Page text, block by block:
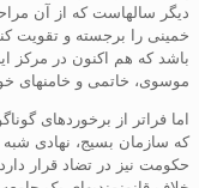
دیگر سالهاست که از آن
خمینی را برجسته و تقویت
باشد که هم اکنون در مرکز
موسوی، خاتمی و خامنهای
اما فراتر از برخوردهای
که سازمان بسیج، نهادی
حکومت نیز در تضاد قرار